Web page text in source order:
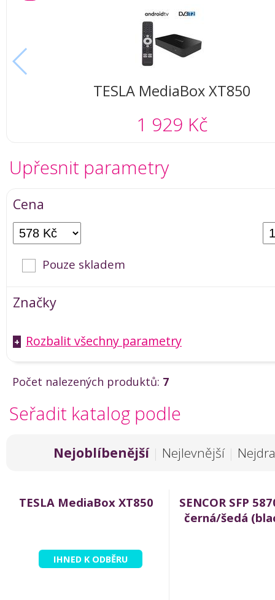
TESLA MediaBox XT850
1 929 Kč
Upřesnit parametry
Cena
Pouze skladem
Značky
+ Rozbalit všechny parametry
Počet nalezených produktů: 7
Seřadit katalog podle
Nejoblíbenější | Nejlevnější |
TESLA MediaBox XT850
IHNED K ODBĚRU
SENCOR SFP
černá/šedá